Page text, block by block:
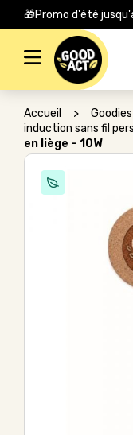
🎁Promo d'été
Rechercher :
Accueil >
induction sans fil
en liège – 10W